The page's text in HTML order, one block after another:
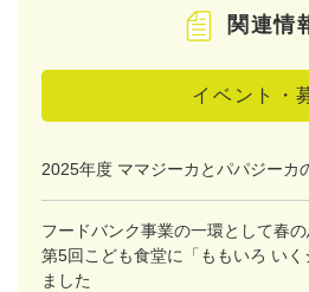
関連情
イベント・
2025年度 ママジーカとパパジーカ
フードバンク事業の一環として春
第5回こども食堂に「ももいろ い
ました